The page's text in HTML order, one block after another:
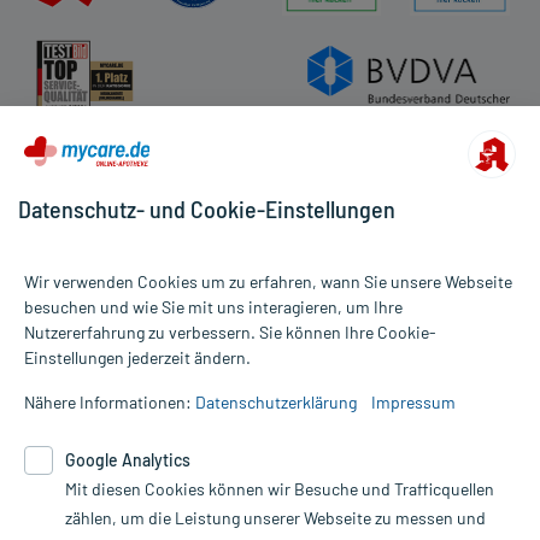
Alle Preise gelten inkl. MwSt., ggf. zzgl. Versandkosten
Informationen auf dieser Website werden ausschließlich für
die Untersuchung und Behandlung durch einen Arzt. Bitte
Therapien eingeleitet werden können. | Diese Webseite benutzt
Google Analytics. Lesen Sie bitte dazu die wichtigen Hinweise in
unserer Datenschutzerklärung. Für den Widerruf einer Bestellung
Datenschutz- und Cookie-Einstellungen
Wir verwenden Cookies um zu erfahren, wann Sie unsere Webseite
besuchen und wie Sie mit uns interagieren, um Ihre
Nutzererfahrung zu verbessern. Sie können Ihre Cookie-
Einstellungen jederzeit ändern.
Nähere Informationen: Datenschutzerklärung Impressum
Google Analytics
Mit diesen Cookies können wir Besuche und Trafficquellen
zählen, um die Leistung unserer Webseite zu messen und